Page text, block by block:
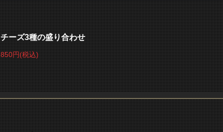
チーズ3種の盛り合わせ
850円(税込)